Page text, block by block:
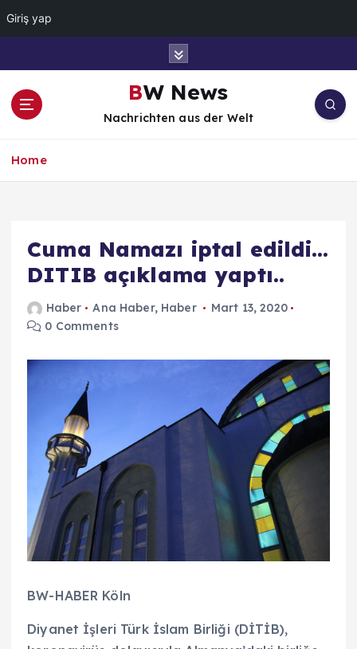
Giriş yap
BW News
Nachrichten aus der Welt
Home
Cuma Namazı iptal edildi…
DITIB açıklama yaptı..
Haber Ana Haber, Haber
Mart 13, 2020
0 Comments
BW-HABER Köln
Diyanet İşleri Türk İslam Birliği (DİTİB),